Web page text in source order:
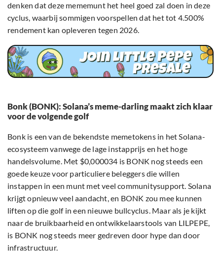
denken dat deze mememunt het heel goed zal doen in deze
cyclus, waarbij sommigen voorspellen dat het tot 4.500%
rendement kan opleveren tegen 2026.
Bonk (BONK): Solana’s meme-darling maakt zich klaar
voor de volgende golf
Bonk is een van de bekendste memetokens in het Solana-
ecosysteem vanwege de lage instapprijs en het hoge
handelsvolume. Met $0,000034 is BONK nog steeds een
goede keuze voor particuliere beleggers die willen
instappen in een munt met veel communitysupport. Solana
krijgt opnieuw veel aandacht, en BONK zou mee kunnen
liften op die golf in een nieuwe bullcyclus. Maar als je kijkt
naar de bruikbaarheid en ontwikkelaarstools van LILPEPE,
is BONK nog steeds meer gedreven door hype dan door
infrastructuur.